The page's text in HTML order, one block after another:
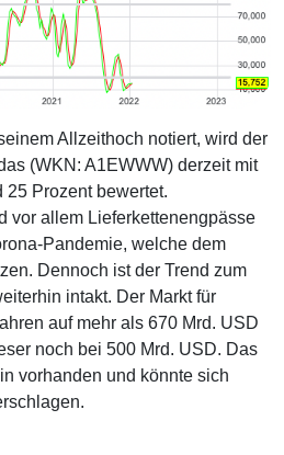
Allzeithoch notiert, wird der
(WKN: A1EWWW) derzeit mit
Prozent bewertet.
vor allem Lieferkettenengpässe
Pandemie, welche dem
Dennoch ist der Trend zum
intakt. Der Markt für
auf mehr als 670 Mrd. USD
noch bei 500 Mrd. USD. Das
vorhanden und könnte sich